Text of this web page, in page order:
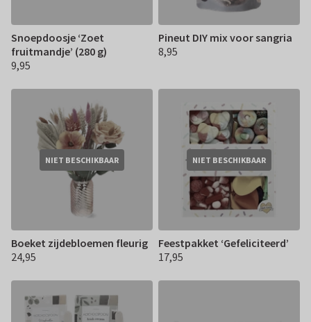
Snoepdoosje ‘Zoet
fruitmandje’ (280 g)
€ 9,95
9,95
Pineut DIY mix voor sangria
€ 8,95
8,95
NIET BESCHIKBAAR
Boeket zijdebloemen fleurig
€ 24,95
24,95
NIET BESCHIKBAAR
Feestpakket ‘Gefeliciteerd’
€ 17,95
17,95